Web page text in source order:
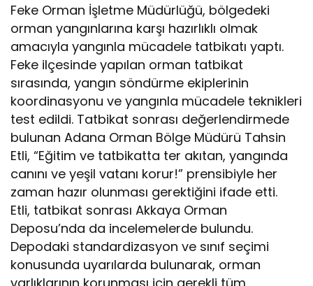
Feke Orman İşletme Müdürlüğü, bölgedeki
orman yangınlarına karşı hazırlıklı olmak
amacıyla yangınla mücadele tatbikatı yaptı.
Feke ilçesinde yapılan orman tatbikat
sırasında, yangın söndürme ekiplerinin
koordinasyonu ve yangınla mücadele teknikleri
test edildi. Tatbikat sonrası değerlendirmede
bulunan Adana Orman Bölge Müdürü Tahsin
Etli, “Eğitim ve tatbikatta ter akıtan, yangında
canını ve yeşil vatanı korur!” prensibiyle her
zaman hazır olunması gerektiğini ifade etti.
Etli, tatbikat sonrası Akkaya Orman
Deposu’nda da incelemelerde bulundu.
Depodaki standardizasyon ve sınıf seçimi
konusunda uyarılarda bulunarak, orman